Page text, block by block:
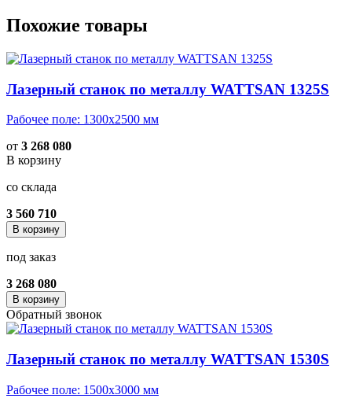
Похожие товары
Лазерный станок по металлу WATTSAN 1325S
Рабочее поле: 1300х2500 мм
от 3 268 080
В корзину
со склада
3 560 710
В корзину
под заказ
3 268 080
В корзину
Обратный звонок
Лазерный станок по металлу WATTSAN 1530S
Рабочее поле: 1500х3000 мм